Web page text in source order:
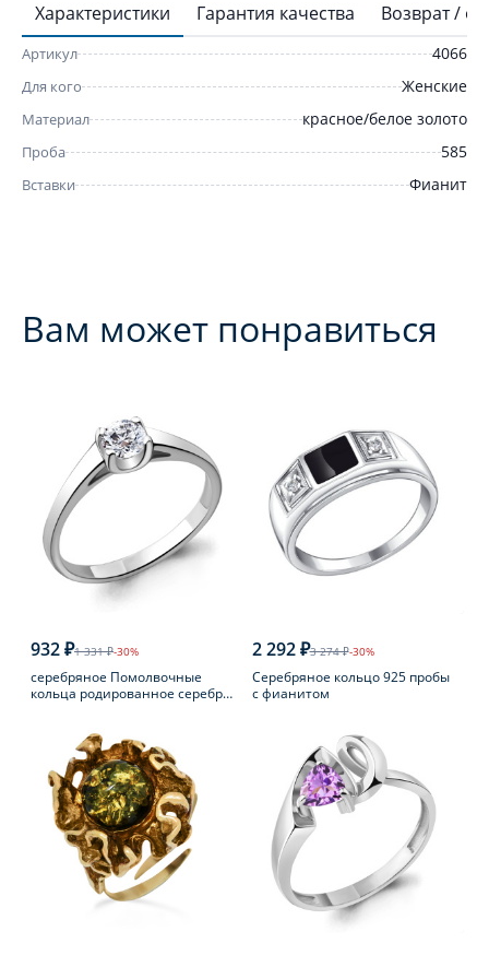
Характеристики Гарантия качества Возврат /
Артикул 4066
Для кого Женские
Материал красное/белое золото
Проба 585
Вставки Фианит
Вам может понравиться
932 ₽1 331 ₽-30%
серебряное Помолвочные
кольца родированное серебро
2 292 ₽3 274 ₽-30%
Серебряное кольцо 925 пробы
с фианитом